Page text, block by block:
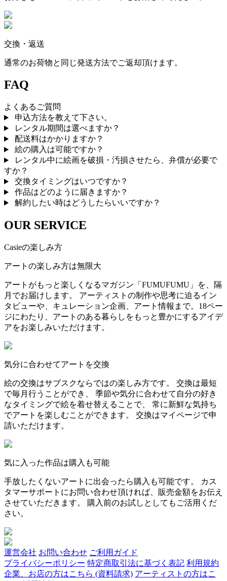
交換・返送
通常のお荷物と同じ発送方法でご返却頂けます。
FAQ
よくあるご質問
申込方法を教えて下さい。
レンタル期間は選べますか？
配送料はかかりますか？
絵の購入は可能ですか？
レンタル中に絵画を破損・汚損させたら、弁償が必要で
すか？
交換タイミングはいつですか？
作品はどのように届きますか？
解約したい時はどうしたらいいですか？
OUR SERVICE
Casieの楽しみ方
アートの楽しみ方は無限大
アートがもっと楽しくなるマガジン「FUMUFUMU」を、隔
月でお届けします。 アーティストの制作や思考に迫るイン
タビューや、キュレーション企画、アート情報まで。18ペー
ジにわたり、アートのある暮らしをもっと豊かにするアイデ
アをお楽しみいただけます。
気分に合わせてアートを交換
絵の交換はサブスクならではの楽しみ方です。 交換は最短
で毎月行うことができ、 季節や気分に合わせて自分の好き
なタイミングで絵を着せ替えることで、 常に新鮮な気持ち
でアートを楽しむことができます。 交換はマイページで申
請いただけます。
気に入った作品は購入も可能
手放したくないアートに出会ったら購入も可能です。 カス
タマーサポートにお問い合わせ頂ければ、販売金額をお伝え
させていただきます。 購入前のお試しとしてもご活用くだ
さい。
運営会社 お問い合わせ ご利用ガイド
プライバシーポリシー 特定商取引法に基づく表記 利用規約
企業、お店の方はこちら (資料請求) アーティストの方はこ